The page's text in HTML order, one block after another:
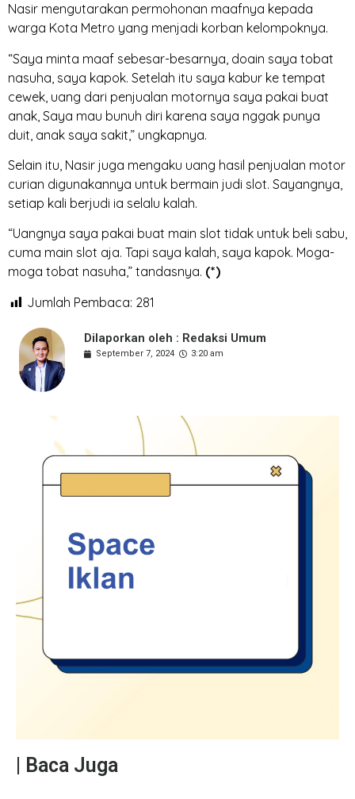
Nasir mengutarakan permohonan maafnya kepada
warga Kota Metro yang menjadi korban kelompoknya.
“Saya minta maaf sebesar-besarnya, doain saya tobat
nasuha, saya kapok. Setelah itu saya kabur ke tempat
cewek, uang dari penjualan motornya saya pakai buat
anak, Saya mau bunuh diri karena saya nggak punya
duit, anak saya sakit,” ungkapnya.
Selain itu, Nasir juga mengaku uang hasil penjualan motor
curian digunakannya untuk bermain judi slot. Sayangnya,
setiap kali berjudi ia selalu kalah.
“Uangnya saya pakai buat main slot tidak untuk beli sabu,
cuma main slot aja. Tapi saya kalah, saya kapok. Moga-
moga tobat nasuha,” tandasnya. (*)
Jumlah Pembaca: 281
Dilaporkan oleh : Redaksi Umum
September 7, 2024 3:20 am
| Baca Juga